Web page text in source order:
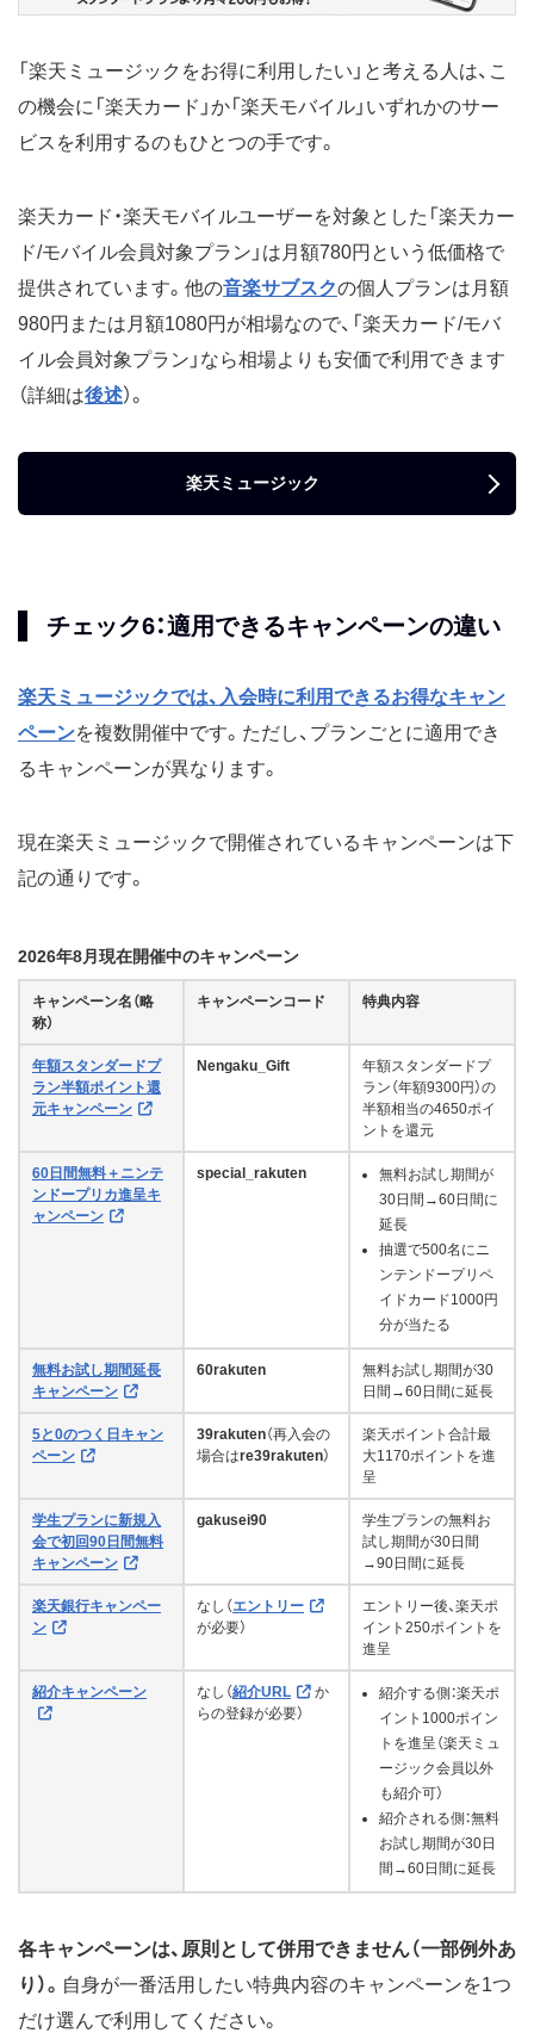
「楽天ミュージックをお得に利用したい」と考える人は、こ
の機会に「楽天カード」か「楽天モバイル」いずれかのサー
ビスを利用するのもひとつの手です。
楽天カード・楽天モバイルユーザーを対象とした「楽天カー
ド/モバイル会員対象プラン」は月額780円という低価格で
提供されています。他の音楽サブスクの個人プランは月額
980円または月額1080円が相場なので、「楽天カード/モバ
イル会員対象プラン」なら相場よりも安価で利用できます
（詳細は後述）。
楽天ミュージック
チェック6：適用できるキャンペーンの違い
楽天ミュージックでは、入会時に利用できるお得なキャン
ペーンを複数開催中です。ただし、プランごとに適用でき
るキャンペーンが異なります。
現在楽天ミュージックで開催されているキャンペーンは下
記の通りです。
2026年8月現在開催中のキャンペーン
キャンペーン名（略
称）
キャンペーンコード 特典内容
年額スタンダードプ
ラン半額ポイント還
元キャンペーン
Nengaku_Gift
年額スタンダードプ
ラン（年額9300円）の
半額相当の4650ポイ
ントを還元
60日間無料＋ニンテ
ンドープリカ進呈キ
ャンペーン
special_rakuten
無料お試し期間が
30日間→60日間に
延長
抽選で500名にニ
ンテンドープリペ
イドカード1000円
分が当たる
無料お試し期間延長
キャンペーン
60rakuten
無料お試し期間が30
日間→60日間に延長
5と0のつく日キャン
ペーン
39rakuten（再入会の
場合はre39rakuten）
楽天ポイント合計最
大1170ポイントを進
呈
学生プランに新規入
会で初回90日間無料
キャンペーン
gakusei90
学生プランの無料お
試し期間が30日間
→90日間に延長
楽天銀行キャンペー
ン
なし（エントリー
が必要）
エントリー後、楽天ポ
イント250ポイントを
進呈
紹介キャンペーン なし（紹介URL
か
らの登録が必要）
紹介する側：楽天ポ
イント1000ポイン
トを進呈（楽天ミュ
ージック会員以外
も紹介可）
紹介される側：無料
お試し期間が30日
間→60日間に延長
各キャンペーンは、原則として併用できません（一部例外あ
り）。 自身が一番活用したい特典内容のキャンペーンを1つ
だけ選んで利用してください。